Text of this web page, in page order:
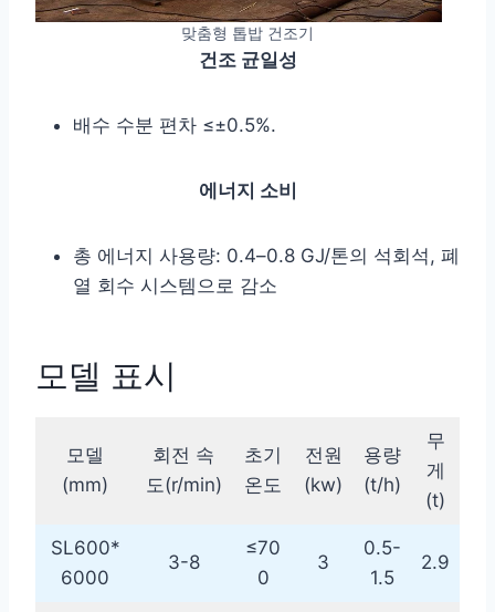
맞춤형 톱밥 건조기
건조 균일성
배수 수분 편차 ≤±0.5%.
에너지 소비
총 에너지 사용량: 0.4–0.8 GJ/톤의 석회석, 폐
열 회수 시스템으로 감소
모델 표시
모델
(mm)
회전 속
도(r/min)
초기
온도
전원
(kw)
용량
(t/h)
무
게
(t)
SL600*
6000
3-8
≤70
0
3
0.5-
1.5
2.9